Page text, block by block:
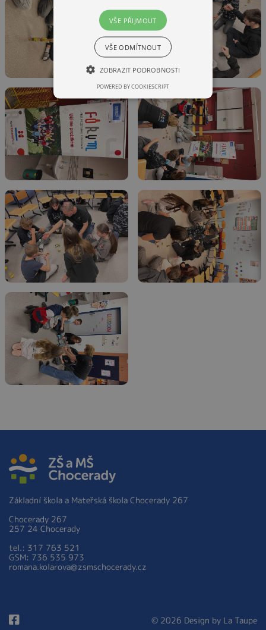
Základní škola a Mateřská škola Chocerady 267
Chocerady 267
257 24 Chocerady
tel.: 317 763 521
GSM: 736 535 973
romana.kolarova@zsmschocerady.cz
© 2026 Design by La Taupe
VŠE PŘIJMOUT
VŠE ODMÍTNOUT
ZOBRAZIT PODROBNOSTI
POWERED BY COOKIESCRIPT